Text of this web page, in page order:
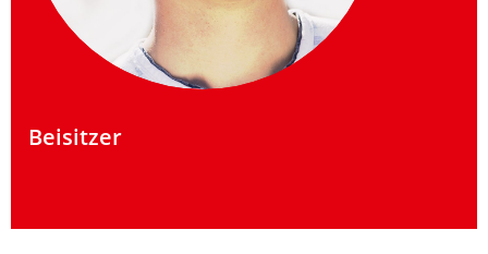
Beisitzer